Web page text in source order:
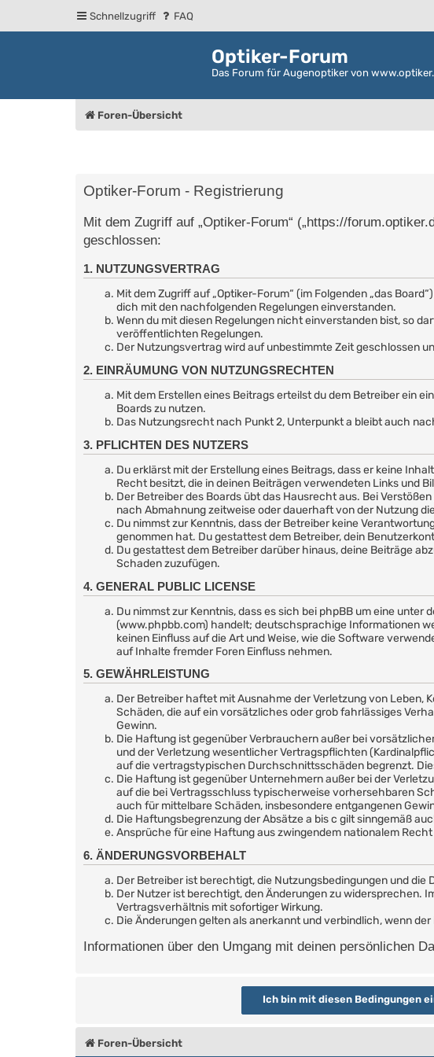
Schnellzugriff FAQ
Optiker-Forum
Das Forum für Augenoptiker von
Foren-Übersicht
Optiker-Forum - Registrierung
Mit dem Zugriff auf „Optiker-Forum“ („https://
geschlossen:
1. NUTZUNGSVERTRAG
Mit dem Zugriff auf „Optiker-Forum“ (im Folgenden „das
dich mit den nachfolgenden Regelungen einverstanden.
Wenn du mit diesen Regelungen nicht einverstanden bist, so
veröffentlichten Regelungen.
Der Nutzungsvertrag wird auf unbestimmte Zeit geschlossen
2. EINRÄUMUNG VON NUTZUNGSRECHTEN
Mit dem Erstellen eines Beitrags erteilst du dem Betreiber ein
Boards zu nutzen.
Das Nutzungsrecht nach Punkt 2, Unterpunkt a bleibt auch
3. PFLICHTEN DES NUTZERS
Du erklärst mit der Erstellung eines Beitrags, dass er keine
Recht besitzt, die in deinen Beiträgen verwendeten Links und
Der Betreiber des Boards übt das Hausrecht aus. Bei
nach Abmahnung zeitweise oder dauerhaft von der Nutzung
Du nimmst zur Kenntnis, dass der Betreiber keine
genommen hat. Du gestattest dem Betreiber, dein
Du gestattest dem Betreiber darüber hinaus, deine Beiträge
Schaden zuzufügen.
4. GENERAL PUBLIC LICENSE
Du nimmst zur Kenntnis, dass es sich bei phpBB um eine unter
(www.phpbb.com) handelt; deutschsprachige Informationen
keinen Einfluss auf die Art und Weise, wie die Software
auf Inhalte fremder Foren Einfluss nehmen.
5. GEWÄHRLEISTUNG
Der Betreiber haftet mit Ausnahme der Verletzung von
Schäden, die auf ein vorsätzliches oder grob fahrlässiges
Gewinn.
Die Haftung ist gegenüber Verbrauchern außer bei
und der Verletzung wesentlicher Vertragspflichten
auf die vertragstypischen Durchschnittsschäden begrenzt.
Die Haftung ist gegenüber Unternehmern außer bei der
auf die bei Vertragsschluss typischerweise vorhersehbaren
auch für mittelbare Schäden, insbesondere entgangenen
Die Haftungsbegrenzung der Absätze a bis c gilt sinngemäß
Ansprüche für eine Haftung aus zwingendem nationalem
6. ÄNDERUNGSVORBEHALT
Der Betreiber ist berechtigt, die Nutzungsbedingungen und
Der Nutzer ist berechtigt, den Änderungen zu widersprechen.
Vertragsverhältnis mit sofortiger Wirkung.
Die Änderungen gelten als anerkannt und verbindlich, wenn
Informationen über den Umgang mit deinen persönlichen
Foren-Übersicht